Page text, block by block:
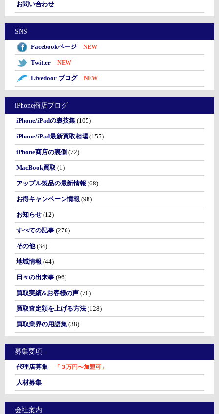
お問い合わせ
SNS
Facebookページ NEW
Twitter NEW
Livedoor ブログ NEW
iPhone商店ブログ
iPhone/iPadの裏技集(105)
iPhone/iPad最新買取相場(155)
iPhone商店の裏側 (72)
MacBook買取 (1)
アップル製品の最新情報 (68)
お得キャンペーン情報 (98)
お知らせ(12)
すべての記事(276)
その他(34)
地域情報 (44)
日々の出来事(96)
買取実績&お客様の声(70)
買取査定額を上げる方法(128)
買取業界の用語集(38)
募集要項
代理店募集 「３万円〜加盟可」
人材募集
会社案内